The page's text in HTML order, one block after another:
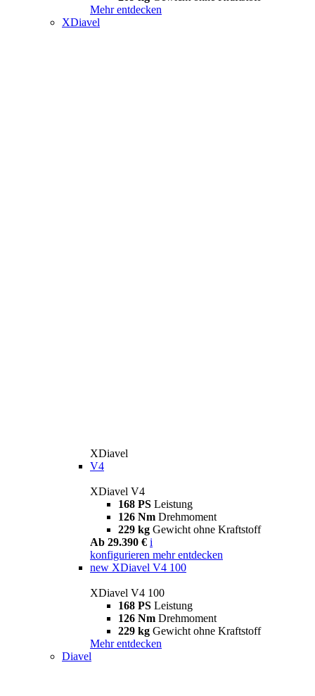
Mehr entdecken
XDiavel
XDiavel
V4
XDiavel V4
168 PS Leistung
126 Nm Drehmoment
229 kg Gewicht ohne Kraftstoff
Ab 29.390 € i
konfigurieren mehr entdecken
new XDiavel V4 100
XDiavel V4 100
168 PS Leistung
126 Nm Drehmoment
229 kg Gewicht ohne Kraftstoff
Mehr entdecken
Diavel